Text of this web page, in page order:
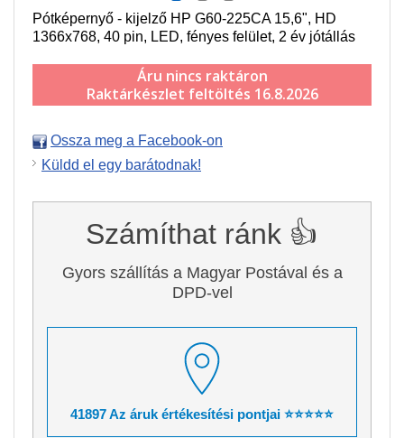
Pótképernyő - kijelző HP G60-225CA 15,6", HD
1366x768, 40 pin, LED, fényes felület, 2 év jótállás
Áru nincs raktáron
Raktárkészlet feltöltés 16.8.2026
Ossza meg a Facebook-on
Küldd el egy barátodnak!
Számíthat ránk 👍
Gyors szállítás a Magyar Postával és a
DPD-vel
41897 Az áruk értékesítési pontjai ⭐⭐⭐⭐⭐